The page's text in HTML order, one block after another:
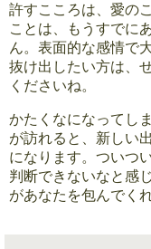
許すこころは、愛の
ことは、もうすでに
ん。表面的な感情で
抜け出したい方は、
くださいね。
かたくなになってし
が訪れると、新しい
になります。ついつ
判断できないなと感
があなたを包んでく